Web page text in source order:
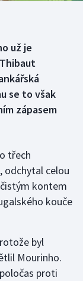
už je
se to však
zápasem
třech
odchytal celou
kontem
kouče
byl
Mourinho.
proti